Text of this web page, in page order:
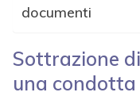
documenti
Sottrazione
una